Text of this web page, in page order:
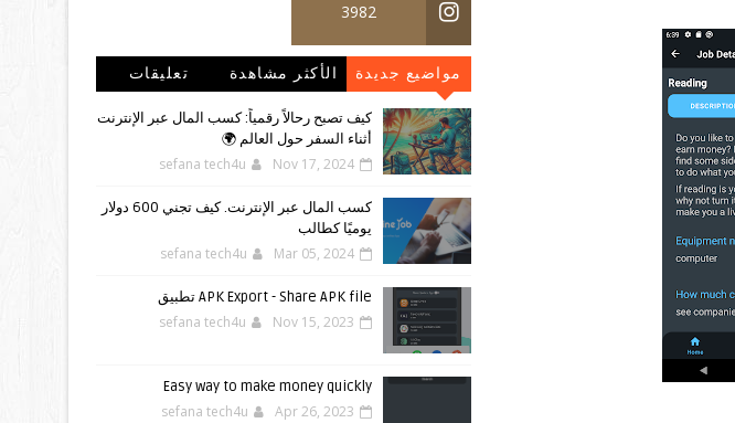
3982
مواضيع جديدة الأكثر مشاهدة تعليقات
كيف تصبح رحالاً رقمياً: كسب المال عبر الإنترنت
أثناء السفر حول العالم 🌍
sefana tech4u Nov 17, 2024
كسب المال عبر الإنترنت. كيف تجني 600 دولار
يوميًا كطالب
sefana tech4u Mar 05, 2024
APK Export - Share APK file تطبيق
sefana tech4u Nov 15, 2023
Easy way to make money quickly
sefana tech4u Apr 26, 2023